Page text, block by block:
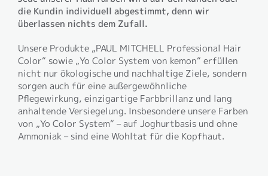
die Kundin individuell abgestimmt, denn wir
überlassen nichts dem Zufall.
Unsere Produkte „PAUL MITCHELL Professional Hair
Color“ sowie „Yo Color System von kemon“ erfüllen
nicht nur ökologische und nachhaltige Ziele, sondern
sorgen auch für eine außergewöhnliche
Pflegewirkung, einzigartige Farbbrillanz und lang
anhaltende Versiegelung. Insbesondere unsere Farben
von „Yo Color System“ – auf Joghurtbasis und ohne
Ammoniak – sind eine Wohltat für die Kopfhaut.